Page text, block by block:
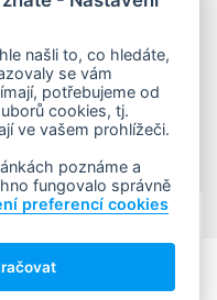
NAHORU ↑
Turek.
našli to, co hledáte,
se vám
potřebujeme od
cookies, tj.
ve vašem prohlížeči.
poznáme a
fungovalo správně
preferencí cookies